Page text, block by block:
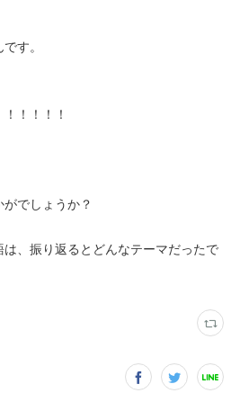
す。
！！！！
でしょうか？
、振り返るとどんなテーマだったで